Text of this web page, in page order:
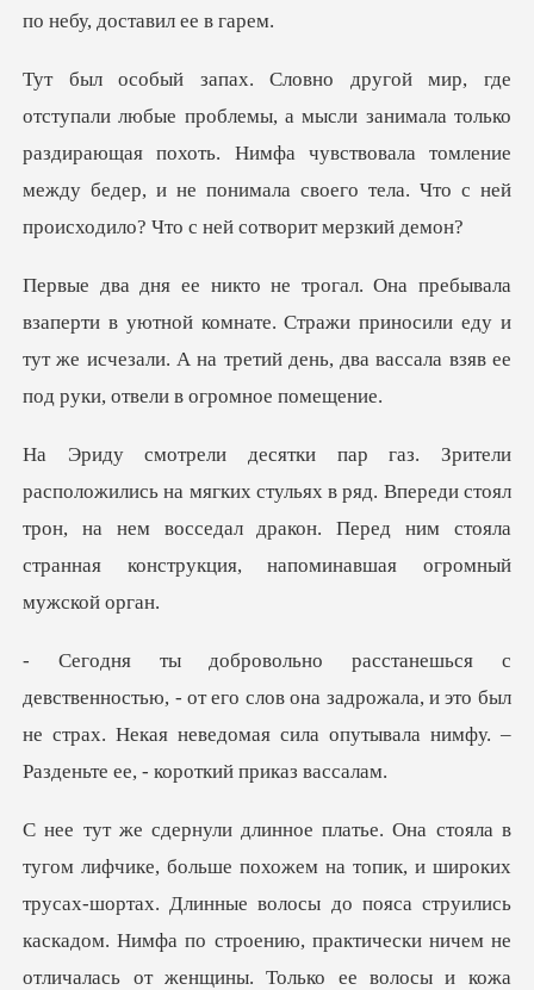
занимала только
раздирающая похоть. Нимфа чувствовала томление
между бедер, и н
ой комнате. Стражи приносили еду и
тут же исчезали. А на третий
стульях в ряд. Впереди стоял
трон, на нем восседал дракон. Перед ни
го слов она задрожала, и это был
не страх. Некая неведомая сил
ь
каскадом. Нимфа по строению, практически ничем не
отличалась от женщины. Только ее волосы и кожа